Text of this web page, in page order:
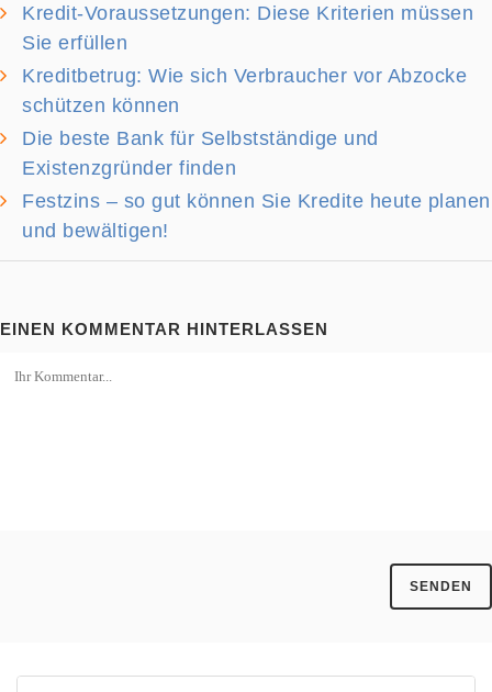
Kredit-Voraussetzungen: Diese Kriterien müssen
Sie erfüllen
Kreditbetrug: Wie sich Verbraucher vor Abzocke
schützen können
Die beste Bank für Selbstständige und
Existenzgründer finden
Festzins – so gut können Sie Kredite heute planen
und bewältigen!
EINEN KOMMENTAR HINTERLASSEN